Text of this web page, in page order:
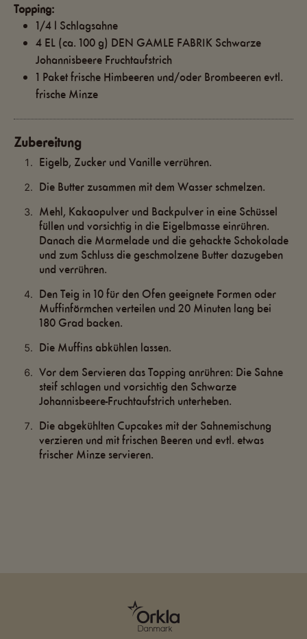
Topping:
1/4 l Schlagsahne
4 EL (ca. 100 g) DEN GAMLE FABRIK Schwarze
Johannisbeere Fruchtaufstrich
1 Paketfrische Himbeeren und/oder Brombeeren evtl.
frische Minze
Zubereitung
Eigelb, Zucker und Vanille verrühren.
Die Butter zusammen mit dem Wasser schmelzen.
Mehl, Kakaopulver und Backpulver in eine Schüssel
füllen und vorsichtig in die Eigelbmasse einrühren.
Danach die Marmelade und die gehackte Schokolade
und zum Schluss die geschmolzene Butter dazugeben
und verrühren.
Den Teig in 10 für den Ofen geeignete Formen oder
Muffinförmchen verteilen und 20 Minuten lang bei
180 Grad backen.
Die Muffins abkühlen lassen.
Vor dem Servieren das Topping anrühren: Die Sahne
steif schlagen und vorsichtig den Schwarze
Johannisbeere-Fruchtaufstrich unterheben.
Die abgekühlten Cupcakes mit der Sahnemischung
verzieren und mit frischen Beeren und evtl. etwas
frischer Minze servieren.